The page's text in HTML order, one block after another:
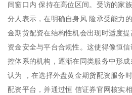
间窗口内 保持在高位区间。受访的家
分人表示，在明确自身风 险承受能力
金期货配资在结构性机会出现时适度
资金安全与平台合规性。这使得像恒
控体系的机构，逐渐在同类服务中形
认为 ，在选择外盘黄金期货配资服务
配资平台，并通过恒 信证券官网核实